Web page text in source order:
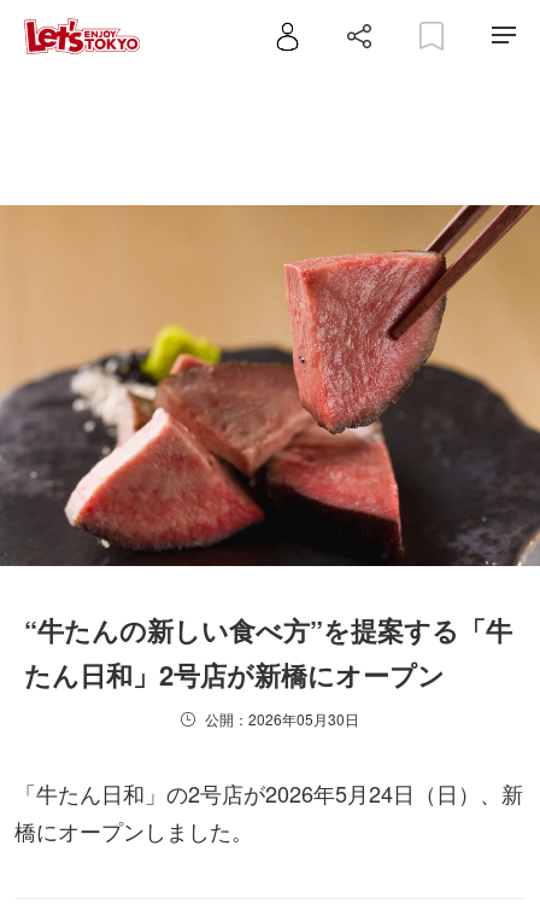
“牛たんの新しい食べ方”を提案する「牛
たん日和」2号店が新橋にオープン
公開：2026年05月30日
「牛たん日和」の2号店が2026年5月24日（日）、新
橋にオープンしました。